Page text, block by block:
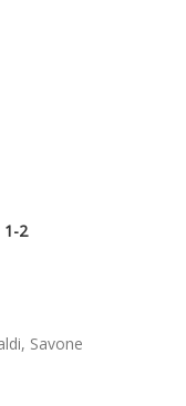
1-2
Savone